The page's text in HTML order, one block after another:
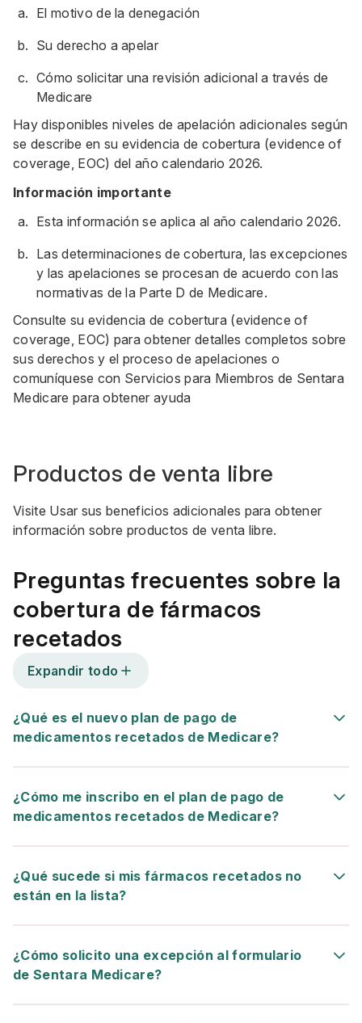
El motivo de la denegación
Su derecho a apelar
Cómo solicitar una revisión adicional a través de
Medicare
Hay disponibles niveles de apelación adicionales según
se describe en su evidencia de cobertura (evidence of
coverage, EOC) del año calendario 2026.
Información importante
Esta información se aplica al año calendario 2026.
Las determinaciones de cobertura, las excepciones
y las apelaciones se procesan de acuerdo con las
normativas de la Parte D de Medicare.
Consulte su evidencia de cobertura (evidence of
coverage, EOC) para obtener detalles completos sobre
sus derechos y el proceso de apelaciones o
comuníquese con Servicios para Miembros de Sentara
Medicare para obtener ayuda
Productos de venta libre
Visite Usar sus beneficios adicionales para obtener
información sobre productos de venta libre.
Preguntas frecuentes sobre la
cobertura de fármacos
recetados
Expandir todo
¿Qué es el nuevo plan de pago de
medicamentos recetados de Medicare?
¿Cómo me inscribo en el plan de pago de
medicamentos recetados de Medicare?
¿Qué sucede si mis fármacos recetados no
están en la lista?
¿Cómo solicito una excepción al formulario
de Sentara Medicare?